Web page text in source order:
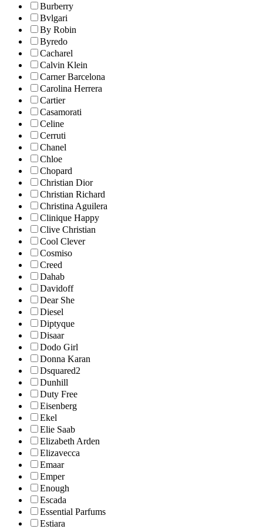
Burberry
Bvlgari
By Robin
Byredo
Cacharel
Calvin Klein
Carner Barcelona
Carolina Herrera
Cartier
Casamorati
Celine
Cerruti
Chanel
Chloe
Chopard
Christian Dior
Christian Richard
Christina Aguilera
Clinique Happy
Clive Christian
Cool Clever
Cosmiso
Creed
Dahab
Davidoff
Dear She
Diesel
Diptyque
Disaar
Dodo Girl
Donna Karan
Dsquared2
Dunhill
Duty Free
Eisenberg
Ekel
Elie Saab
Elizabeth Arden
Elizavecca
Emaar
Emper
Enough
Escada
Essential Parfums
Estiara